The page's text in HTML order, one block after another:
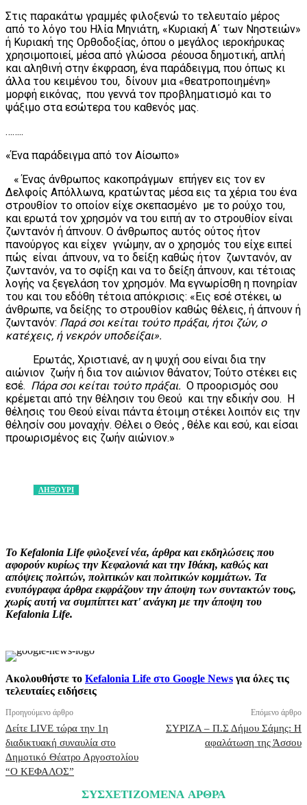
Στις παρακάτω γραμμές φιλοξενώ το τελευταίο μέρος
από το λόγο του Ηλία Μηνιάτη, «Κυριακή Α΄ των Νηστειών»
ή Κυριακή της Ορθοδοξίας, όπου ο μεγάλος ιεροκήρυκας
χρησιμοποιεί, μέσα από γλώσσα ρέουσα δημοτική, απλή
και αληθινή στην έκφραση, ένα παράδειγμα, που όπως κι
άλλα του κειμένου του, δίνουν μια «θεατροποιημένη»
μορφή εικόνας, που γεννά τον προβληματισμό και το
ψάξιμο στα εσώτερα του καθενός μας.
……..
«Ένα παράδειγμα από τον Αίσωπο»
« Ένας άνθρωπος κακοπράγμων επήγεν εις τον εν
Δελφοίς Απόλλωνα, κρατώντας μέσα εις τα χέρια του ένα
στρουθίον το οποίον είχε σκεπασμένο με το ρούχο του,
και ερωτά τον χρησμόν να του ειπή αν το στρουθίον είναι
ζωντανόν ή άπνουν. Ο άνθρωπος αυτός ούτος ήτον
πανούργος και είχεν γνώμην, αν ο χρησμός του είχε ειπεί
πώς είναι άπνουν, να το δείξη καθώς ήτον ζωντανόν, αν
ζωντανόν, να το σφίξη και να το δείξη άπνουν, και τέτοιας
λογής να ξεγελάση τον χρησμόν. Μα εγνωρίσθη η πονηρίαν
του και του εδόθη τέτοια απόκρισις: «Εις εσέ στέκει, ω
άνθρωπε, να δείξης το στρουθίον καθώς θέλεις, ή άπνουν ή
ζωντανόν: Παρά σοι κείται τούτο πράξαι, ήτοι ζών, ο
κατέχεις, ή νεκρόν υποδείξαι».
Ερωτάς, Χριστιανέ, αν η ψυχή σου είναι δια την
αιώνιον ζωήν ή δια τον αιώνιον θάνατον; Τούτο στέκει εις
εσέ. Πάρα σοι κείται τούτο πράξαι. Ο προορισμός σου
κρέμεται από την θέλησιν του Θεού και την εδικήν σου. Η
θέλησις του Θεού είναι πάντα έτοιμη στέκει λοιπόν εις την
θέλησίν σου μοναχήν. Θέλει ο Θεός , θέλε και εσύ, και είσαι
προωρισμένος εις ζωήν αιώνιον.»
ΛΗΞΟΥΡΙ
Το Kefalonia Life φιλοξενεί νέα, άρθρα και εκδηλώσεις που
αφορούν κυρίως την Κεφαλονιά και την Ιθάκη, καθώς και
απόψεις πολιτών, πολιτικών και πολιτικών κομμάτων. Τα
ενυπόγραφα άρθρα εκφράζουν την άποψη των συντακτών τους,
χωρίς αυτή να συμπίπτει κατ' ανάγκη με την άποψη του
Kefalonia Life.
Ακολουθήστε το Kefalonia Life στο Google News για όλες τις
τελευταίες ειδήσεις
Προηγούμενο άρθρο
Δείτε LIVE τώρα την 1η
διαδικτυακή συναυλία στο
Δημοτικό Θέατρο Αργοστολίου
“Ο ΚΕΦΑΛΟΣ”
Επόμενο άρθρο
ΣΥΡΙΖΑ – Π.Σ Δήμου Σάμης: Η
αφαλάτωση της Άσσου
ΣΥΣΧΕΤΙΖΟΜΕΝΑ ΑΡΘΡΑ